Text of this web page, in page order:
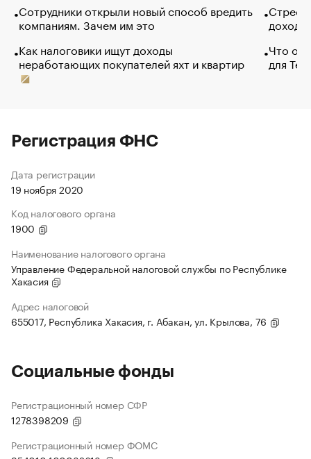
Сотрудники открыли новый способ вредить
компаниям. Зачем им это
Как налоговики ищут доходы
неработающих покупателей яхт и квартир
Что
для
Регистрация ФНС
Дата регистрации
19 ноября 2020
Код налогового органа
1900
Наименование налогового органа
Управление Федеральной налоговой службы по Республике
Хакасия
Адрес налоговой
655017, Республика Хакасия, г. Абакан, ул. Крылова, 76
Социальные фонды
Регистрационный номер СФР
1278398209
Регистрационный номер ФОМС